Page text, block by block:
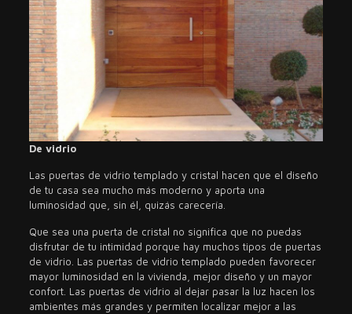
De vidrio
Las puertas de vidrio templado y cristal hacen que el diseño
de tu casa sea mucho más moderno y aporta una
luminosidad que, sin él, quizás carecería.
Que sea una puerta de cristal no significa que no puedas
disfrutar de tu intimidad porque hay muchos tipos de puertas
de vidrio. Las puertas de vidrio templado pueden favorecer
mayor luminosidad en la vivienda, mejor diseño y un mayor
confort. Las puertas de vidrio al dejar pasar la luz hacen los
ambientes más grandes y permiten localizar mejor a las